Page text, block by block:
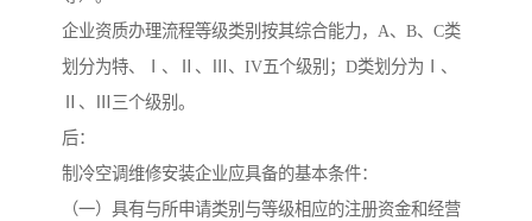
企业资质办理流程等级类别按其综合能力，A、B、C类
划分为特、Ⅰ、Ⅱ、Ⅲ、IV五个级别；D类划分为Ⅰ、
Ⅱ、Ⅲ三个级别。
后：
制冷空调维修安装企业应具备的基本条件：
（一）具有与所申请类别与等级相应的注册资金和经营